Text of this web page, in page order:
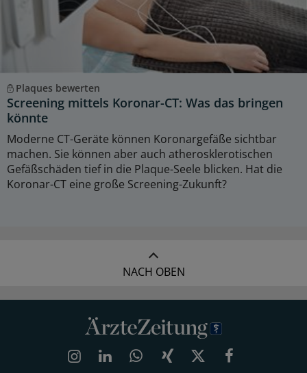
Plaques bewerten
Screening mittels Koronar-CT: Was das bringen
könnte
Moderne CT-Geräte können Koronargefäße sichtbar
machen. Sie können aber auch atherosklerotischen
Gefäßschäden tief in die Plaque-Seele blicken. Hat die
Koronar-CT eine große Screening-Zukunft?
NACH OBEN